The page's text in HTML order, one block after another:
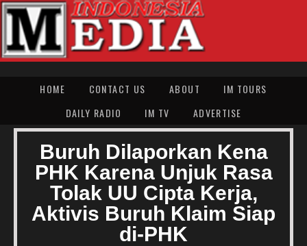
HOME CONTACT US ABOUT
IM TOURS
DAILY RADIO
IM TV ADVERTISE
Buruh Dilaporkan Kena
PHK Karena Unjuk Rasa
Tolak UU Cipta Kerja,
Aktivis Buruh Klaim Siap
di-PHK